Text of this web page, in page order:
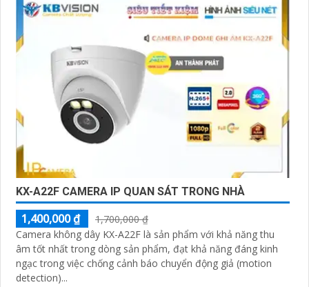
KX-A22F CAMERA IP QUAN SÁT TRONG NHÀ
1,400,000 ₫
1,700,000 ₫
Camera không dây KX-A22F là sản phẩm với khả năng thu
âm tốt nhất trong dòng sản phẩm, đạt khả năng đáng kinh
ngạc trong việc chống cảnh báo chuyển động giả (motion
detection)...